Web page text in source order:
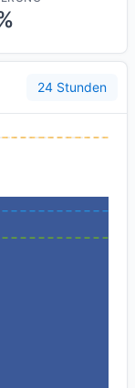
24 Stunden